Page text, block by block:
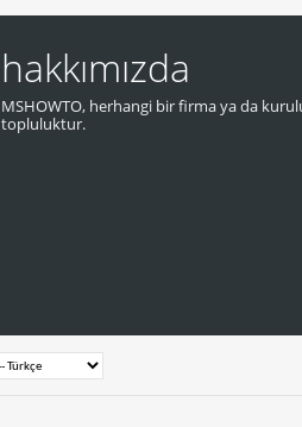
hakkımızda
MSHOWTO, herhangi bir firma ya da
topluluktur.